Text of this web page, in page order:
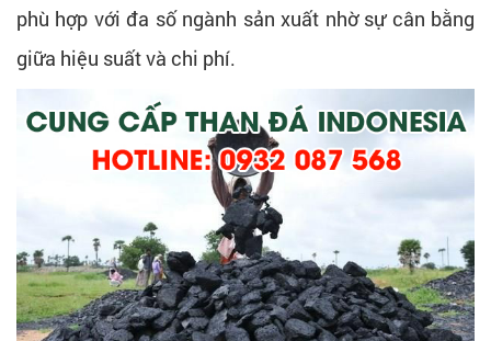
phù hợp với đa số ngành sản xuất nhờ sự cân bằng
giữa hiệu suất và chi phí.